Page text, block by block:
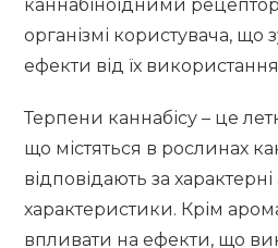
каннабіноїдними
організмі користувача, що
ефекти від їх
Терпени каннабісу – це
що містяться в рослинах
відповідають за
характеристики. Крім
впливати на ефекти, що